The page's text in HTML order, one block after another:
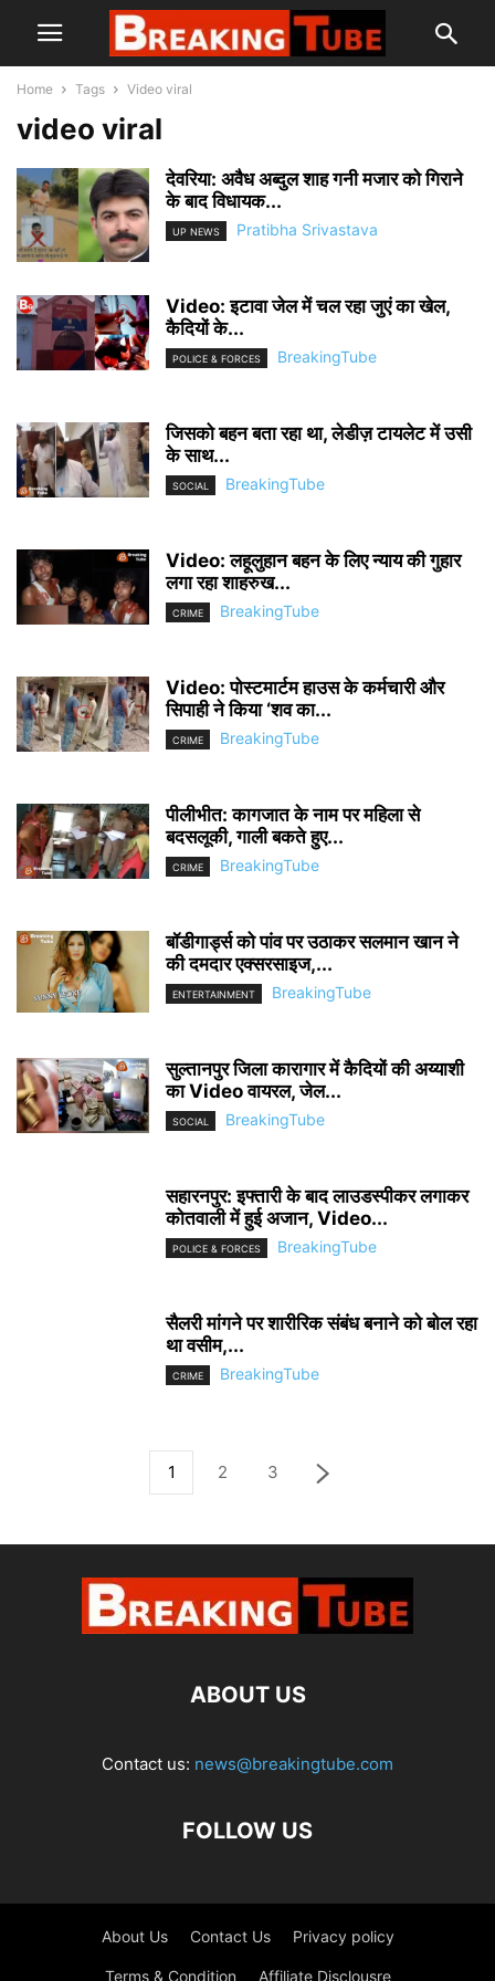
Home Tags Video viral
video viral
देवरिया: अवैध अब्दुल शाह गनी मजार को गिराने
के बाद विधायक...
UP NEWS Pratibha Srivastava
Video: इटावा जेल में चल रहा जुएं का खेल,
कैदियों के...
POLICE & FORCES BreakingTube
जिसको बहन बता रहा था, लेडीज़ टायलेट में उसी
के साथ...
SOCIAL BreakingTube
Video: लहूलुहान बहन के लिए न्याय की गुहार
लगा रहा शाहरुख...
CRIME BreakingTube
Video: पोस्टमार्टम हाउस के कर्मचारी और
सिपाही ने किया ‘शव का...
CRIME BreakingTube
पीलीभीत: कागजात के नाम पर महिला से
बदसलूकी, गाली बकते हुए...
CRIME BreakingTube
बॉडीगार्ड्स को पांव पर उठाकर सलमान खान ने
की दमदार एक्सरसाइज,...
ENTERTAINMENT BreakingTube
सुल्तानपुर जिला कारागार में कैदियों की अय्याशी
का Video वायरल, जेल...
SOCIAL BreakingTube
सहारनपुर: इफ्तारी के बाद लाउडस्पीकर लगाकर
कोतवाली में हुई अजान, Video...
POLICE & FORCES BreakingTube
सैलरी मांगने पर शारीरिक संबंध बनाने को बोल रहा
था वसीम,...
CRIME BreakingTube
1 2 3
ABOUT US
Contact us: news@breakingtube.com
FOLLOW US
About Us Contact Us Privacy policy
Terms & Condition Affiliate Disclousre